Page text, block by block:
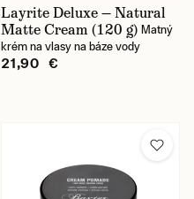
Layrite Deluxe — Natural
Matte Cream (120 g) Matný
krém na vlasy na báze vody
21,90 €